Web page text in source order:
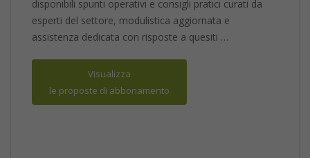
disponibili spunti operativi e consigli pratici curati da
esperti del settore, modulistica aggiornata e
assistenza dedicata con risposte a quesiti …
Visualizza
le proposte di abbonamento